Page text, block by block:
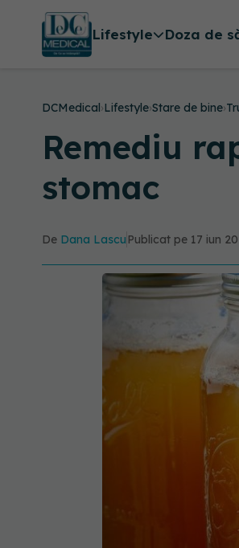
Lifestyle Doza de
DCMedical›Lifestyle›Stare de bine›
Remediu
stomac
De Dana Lascu Publicat pe 17 iun